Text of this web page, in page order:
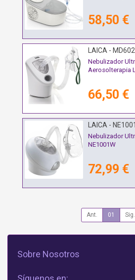
58,50 €
LAICA -
Nebulizador
Aerosolterapia
66,50 €
LAICA -
Nebulizador
NE1001W
72,99 €
Ant. 01 Sig.
Sobre Nosotros